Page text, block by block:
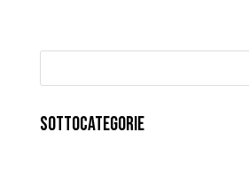
SOTTOCATEGORIE